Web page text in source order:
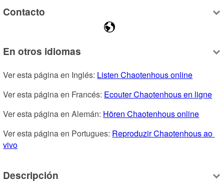
Contacto
En otros idiomas
Ver esta página en Inglés: Listen Chaotenhous online
Ver esta página en Francés: Ecouter Chaotenhous en ligne
Ver esta página en Alemán: Hören Chaotenhous online
Ver esta página en Portugues: Reproduzir Chaotenhous ao
vivo
Descripción